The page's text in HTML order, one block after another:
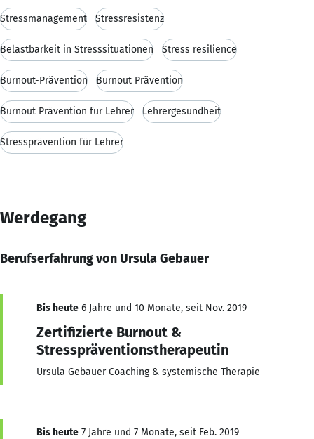
Stressmanagement Stressresistenz
Belastbarkeit in Stresssituationen Stress resilience
Burnout-Prävention Burnout Prävention
Burnout Prävention für Lehrer Lehrergesundheit
Stressprävention für Lehrer
Werdegang
Berufserfahrung von Ursula Gebauer
Bis heute 6 Jahre und 10 Monate, seit Nov. 2019
Zertifizierte Burnout &
Stresspräventionstherapeutin
Ursula Gebauer Coaching & systemische Therapie
Bis heute 7 Jahre und 7 Monate, seit Feb. 2019